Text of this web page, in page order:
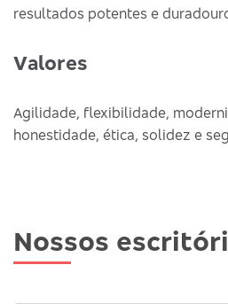
resultados potentes e
Valores
Agilidade, flexibilidade,
honestidade, ética, solidez e
Nossos